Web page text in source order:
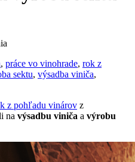
, práce vo vinohrade, rok z
sektu, výsadba viniča,
z pohľadu vinárov z
na výsadbu viniča a výrobu